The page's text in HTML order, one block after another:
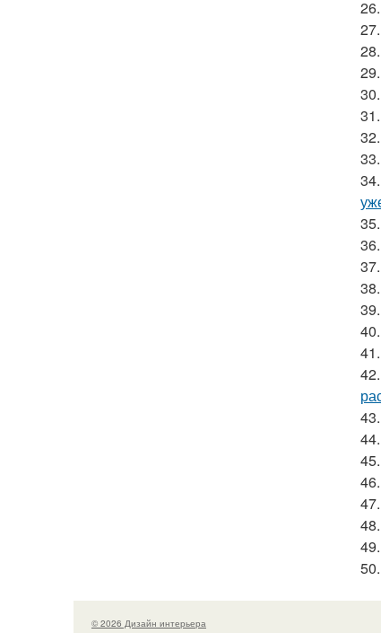
26.
27.
28.
29.
30.
31.
32.
33.
34.
35.
36.
37.
38.
39.
40.
41.
42.
43.
44.
45.
46.
47.
48.
49.
50.
© 2026 Дизайн интерьера